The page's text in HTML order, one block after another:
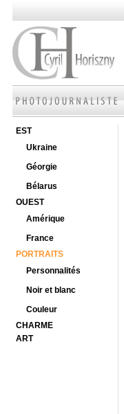
EST
Ukraine
Géorgie
Bélarus
OUEST
Amérique
France
PORTRAITS
Personnalités
Noir et blanc
Couleur
CHARME
ART